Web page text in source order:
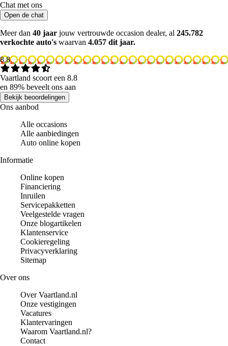
Chat met ons
Open de chat
Meer dan 40 jaar jouw vertrouwde occasion dealer, al 245.782
verkochte auto's waarvan 4.057 dit jaar.
8.8
Vaartland scoort een 8.8
en 89% beveelt ons aan
Bekijk beoordelingen
Ons aanbod
Alle occasions
Alle aanbiedingen
Auto online kopen
Informatie
Online kopen
Financiering
Inruilen
Servicepakketten
Veelgestelde vragen
Onze blogartikelen
Klantenservice
Cookieregeling
Privacyverklaring
Sitemap
Over ons
Over Vaartland.nl
Onze vestigingen
Vacatures
Klantervaringen
Waarom Vaartland.nl?
Contact